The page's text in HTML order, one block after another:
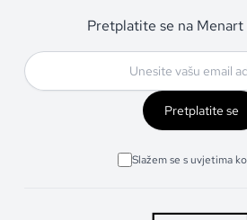
Pretplatite se na
Pretplatite se
Slažem se s uvjetima